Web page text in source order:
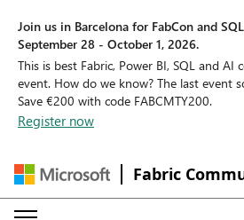
Join us in Barcelona for FabCon and
September 28 - October 1, 2026.
This is best Fabric, Power BI, SQL and AI
event. How do we know? The last event
Save €200 with code FABCMTY200.
Register now
Fabric